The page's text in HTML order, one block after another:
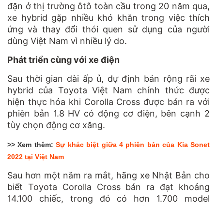
đặn ở thị trường ôtô toàn cầu trong 20 năm qua,
xe hybrid gặp nhiều khó khăn trong việc thích
ứng và thay đổi thói quen sử dụng của người
dùng Việt Nam vì nhiều lý do.
Phát triển cùng với xe điện
Sau thời gian dài ấp ủ, dự định bán rộng rãi xe
hybrid của Toyota Việt Nam chính thức được
hiện thực hóa khi Corolla Cross được bán ra với
phiên bản 1.8 HV có động cơ điện, bên cạnh 2
tùy chọn động cơ xăng.
>> Xem thêm:Sự khác biệt giữa 4 phiên bản của Kia Sonet
2022 tại Việt Nam
Sau hơn một năm ra mắt, hãng xe Nhật Bản cho
biết Toyota Corolla Cross bán ra đạt khoảng
14.100 chiếc, trong đó có hơn 1.700 model